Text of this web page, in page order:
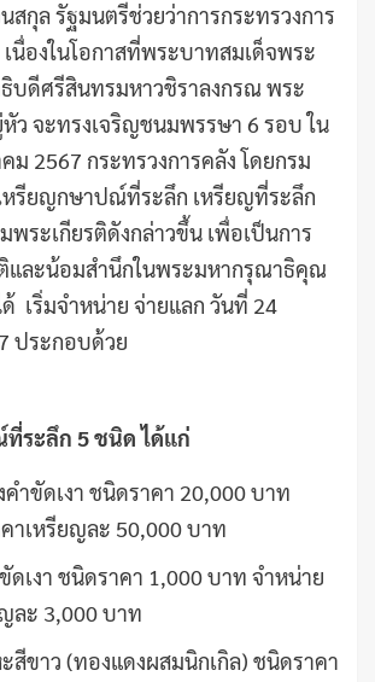
สกุล รัฐมนตรีช่วยว่าการกระทรวงการ
เนื่องในโอกาสที่พระบาทสมเด็จพระ
บดีศรีสินทรมหาวชิราลงกรณ พระ
หัว จะทรงเจริญชนมพรรษา 6 รอบ ใน
ม 2567 กระทรวงการคลัง โดยกรม
หรียญกษาปณ์ที่ระลึก เหรียญที่ระลึก
พระเกียรติดังกล่าวขึ้น เพื่อเป็นการ
และน้อมสำนึกในพระมหากรุณาธิคุณ
เริ่มจำหน่าย จ่ายแลก วันที่ 24
ประกอบด้วย
ระลึก 5 ชนิด ได้แก่
ำขัดเงา ชนิดราคา 20,000 บาท
าเหรียญละ 50,000 บาท
ดเงา ชนิดราคา 1,000 บาท จำหน่าย
ละ 3,000 บาท
สีขาว (ทองแดงผสมนิกเกิล) ชนิดราคา